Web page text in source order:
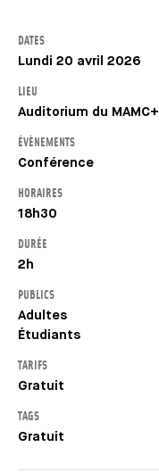
DATES
Lundi 20 avril 2026
LIEU
Auditorium du MAMC+
ÉVÈNEMENTS
Conférence
HORAIRES
18h30
DURÉE
2h
PUBLICS
Adultes
Étudiants
TARIFS
Gratuit
TAGS
Gratuit